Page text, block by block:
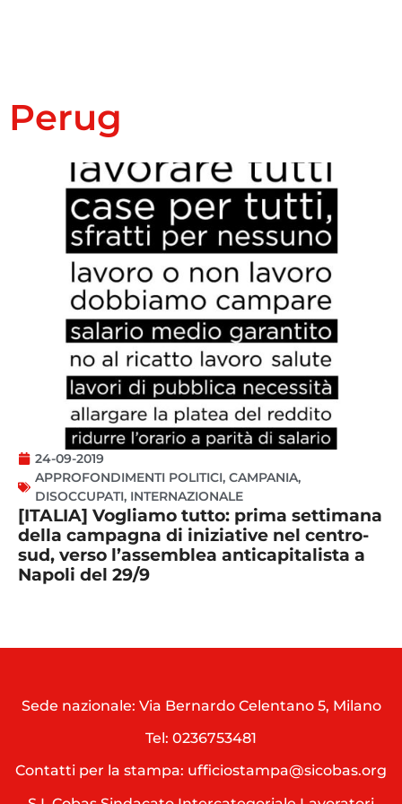
Perug
24-09-2019
APPROFONDIMENTI POLITICI, CAMPANIA,
DISOCCUPATI, INTERNAZIONALE
[ITALIA] Vogliamo tutto: prima settimana
della campagna di iniziative nel centro-
sud, verso l’assemblea anticapitalista a
Napoli del 29/9
Sede nazionale: Via Bernardo Celentano 5, Milano
Tel: 0236753481
Contatti per la stampa: ufficiostampa@sicobas.org